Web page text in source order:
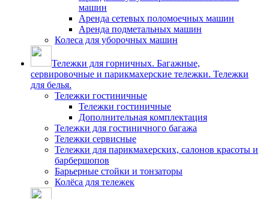
машин
Аренда сетевых поломоечных машин
Аренда подметальных машин
Колеса для уборочных машин
Тележки для горничных. Багажные,
сервировочные и парикмахерские тележки. Тележки
для белья.
Тележки гостиничные
Тележки гостиничные
Дополнительная комплектация
Тележки для гостиничного багажа
Тележки сервисные
Тележки для парикмахерских, салонов красоты и
барбершопов
Барьерные стойки и тонзаторы
Колёса для тележек